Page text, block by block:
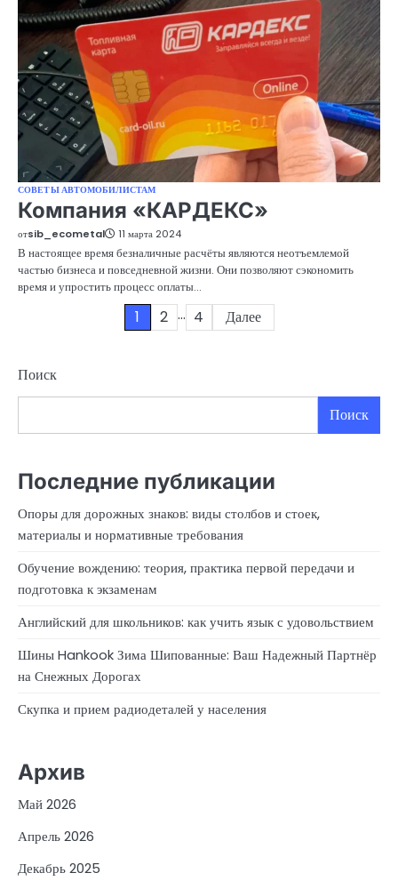
СОВЕТЫ АВТОМОБИЛИСТАМ
Компания «КАРДЕКС»
отsib_ecometal 11 марта 2024
В настоящее время безналичные расчёты являются неотъемлемой
частью бизнеса и повседневной жизни. Они позволяют сэкономить
время и упростить процесс оплаты…
1 2 … 4 Далее
Поиск
Поиск
Последние публикации
Опоры для дорожных знаков: виды столбов и стоек,
материалы и нормативные требования
Обучение вождению: теория, практика первой передачи и
подготовка к экзаменам
Английский для школьников: как учить язык с удовольствием
Шины Hankook Зима Шипованные: Ваш Надежный Партнёр
на Снежных Дорогах
Скупка и прием радиодеталей у населения
Архив
Май 2026
Апрель 2026
Декабрь 2025